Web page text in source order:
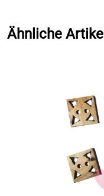
Ähnliche Artikel